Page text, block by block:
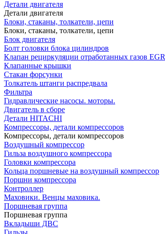
Детали двигателя
Детали двигателя
Блоки, стаканы, толкатели, цепи
Блоки, стаканы, толкатели, цепи
Блок двигателя
Болт головки блока цилиндров
Клапан рециркуляции отработанных газов EGR
Клапанные крышки
Стакан форсунки
Толкатель штанги распредвала
Фильтра
Гидравлические насосы. моторы.
Двигатель в сборе
Детали HITACHI
Компрессоры, детали компрессоров
Компрессоры, детали компрессоров
Воздушный компрессор
Гильза воздушного компрессора
Головки компрессора
Кольца поршневые на воздушный компрессор
Поршни компрессора
Контроллер
Маховики. Венцы маховика.
Поршневая группа
Поршневая группа
Вкладыши ДВС
Гильзы